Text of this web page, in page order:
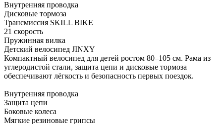
Внутренняя проводка
Дисковые тормоза
Трансмиссия SKILL BIKE
21 скорость
Пружинная вилка
Детский велосипед JINXY
Компактный велосипед для детей ростом 80–105 см. Рама из
углеродистой стали, защита цепи и дисковые тормоза
обеспечивают лёгкость и безопасность первых поездок.
Внутренняя проводка
Защита цепи
Боковые колеса
Мягкие резиновые грипсы